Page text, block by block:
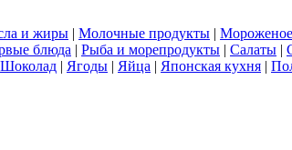
и жиры | Молочные продукты | Мороженое
блюда | Рыба и морепродукты | Салаты |
Шоколад | Ягоды | Яйца | Японская кухня |